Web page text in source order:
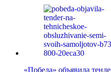
«Победа» объявила